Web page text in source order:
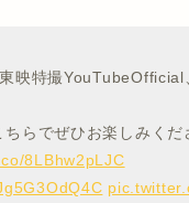
映特撮
らでぜひお楽しみくだ
8LBhw2pLJC